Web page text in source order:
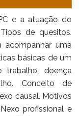
e a atuação do
de quesitos.
acompanhar uma
básicas de um
trabalho, doença
Conceito de
causal. Motivos
profissional e